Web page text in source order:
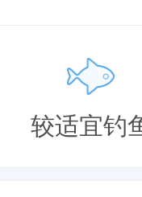
较适宜钓